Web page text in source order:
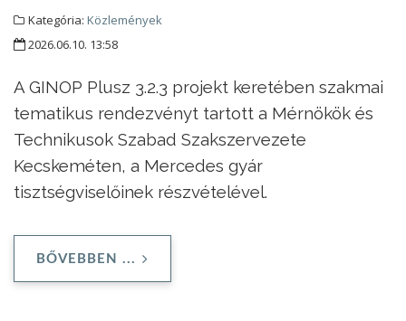
Kategória: Közlemények
2026.06.10. 13:58
A GINOP Plusz 3.2.3 projekt keretében szakmai
tematikus rendezvényt tartott a Mérnökök és
Technikusok Szabad Szakszervezete
Kecskeméten, a Mercedes gyár
tisztségviselőinek részvételével.
BŐVEBBEN ...